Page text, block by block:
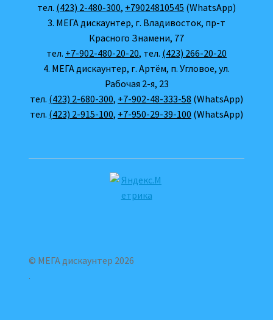
тел. (423) 2-480-300, +79024810545 (WhatsApp)
3. МЕГА дискаунтер, г. Владивосток, пр-т
Красного Знамени, 77
тел. +7-902-480-20-20, тел. (423) 266-20-20
4. МЕГА дискаунтер, г. Артём, п. Угловое, ул.
Рабочая 2-я, 23
тел. (423) 2-680-300, +7-902-48-333-58 (WhatsApp)
тел. (423) 2-915-100, +7-950-29-39-100 (WhatsApp)
© МЕГА дискаунтер 2026
.